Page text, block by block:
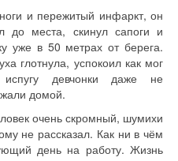
и пережитый инфаркт, он
до места, скинул сапоги и
уже в 50 метрах от берега.
глотнула, успокоил как мог
девчонки даже не
домой.
очень скромный, шумихи
не рассказал. Как ни в чём
день на работу. Жизнь